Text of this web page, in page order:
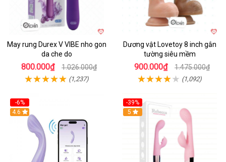
May rung Durex V VIBE nho gon
da che do
800.000₫ 1.026.000₫
(1,237)
Dương vật Lovetoy 8 inch gắn
tường siêu mềm
900.000₫ 1.475.000₫
(1,092)
-6%
4.6
-39%
Hot
5